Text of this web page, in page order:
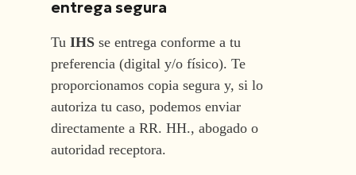
entrega segura
Tu IHSse entrega conforme a tu
preferencia (digital y/o físico). Te
proporcionamos copia segura y, si lo
autoriza tu caso, podemos enviar
directamente a RR. HH., abogado o
autoridad receptora.